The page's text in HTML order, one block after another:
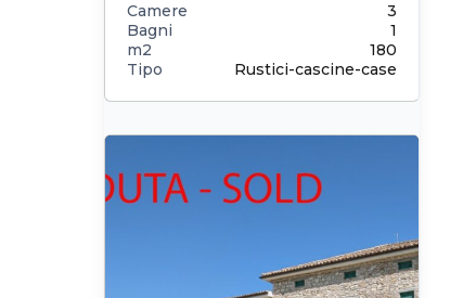
Camere
3
Bagni
1
m2
180
Tipo
Rustici-cascine-case